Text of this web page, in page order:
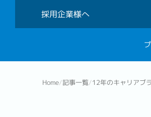
採用企業様へ
Home/記事一覧/12年のキャリアブ